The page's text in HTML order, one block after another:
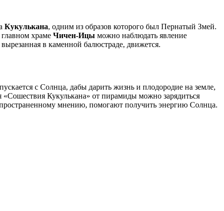
Кукулькана, одним из образов которого был Пернатый Змей.
храме Чичен-Ицы можно наблюдать явление
в каменной балюстраде, движется.
с Солнца, дабы дарить жизнь и плодородие на земле,
«Сошествия Кукулькана» от пирамиды можно зарядиться
мнению, помогают получить энергию Солнца.